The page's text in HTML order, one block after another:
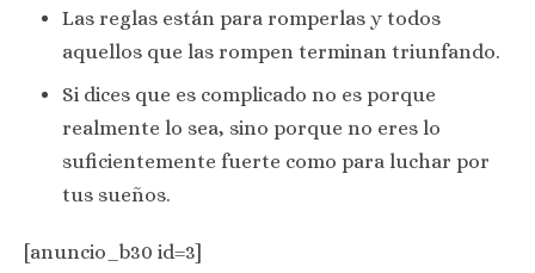
Las reglas están para romperlas y todos
aquellos que las rompen terminan triunfando.
Si dices que es complicado no es porque
realmente lo sea, sino porque no eres lo
suficientemente fuerte como para luchar por
tus sueños.
[anuncio_b30 id=3]